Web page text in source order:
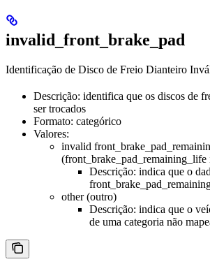
invalid_front_brake_pad
Identificação de Disco de Freio Dianteiro
Descrição: identifica que os discos de
ser trocados
Formato: categórico
Valores:
invalid
Descrição: indica que o
other (outro)
Descrição: indica que o
de uma categoria não